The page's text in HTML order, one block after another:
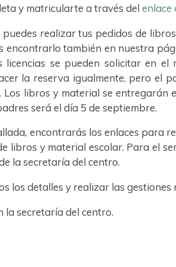
y matricularte a través del enlace
realizar tus pedidos de
encontrarlo también en nuestra
se pueden solicitar en el
la reserva igualmente, pero el
libros y material se entregarán
será el día 5 de septiembre.
encontrarás los enlaces para
libros y material escolar. Para el
la secretaría del centro.
detalles y realizar las gestiones
la secretaría del centro.